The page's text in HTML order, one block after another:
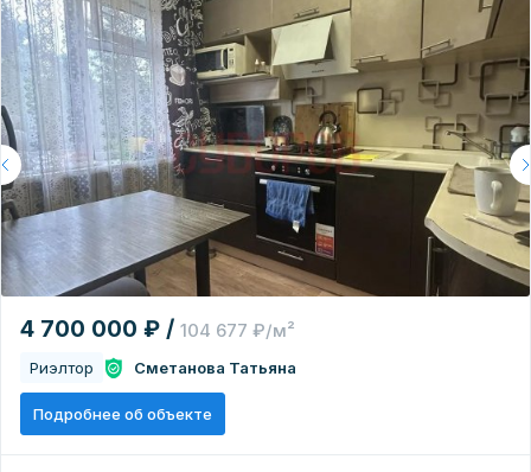
4 700 000 ₽ / 104 677 ₽/м²
Риэлтор Сметанова Татьяна
Подробнее об объекте